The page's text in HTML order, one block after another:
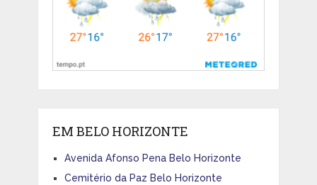
EM BELO HORIZONTE
Avenida Afonso Pena Belo Horizonte
Cemitério da Paz Belo Horizonte